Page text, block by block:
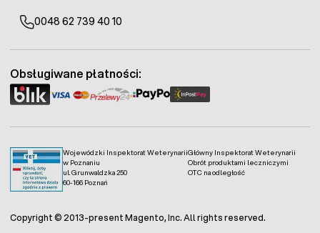
0048 62 739 40 10
Wojewódzki Inspektorat Weterynarii
w Poznaniu
ul. Grunwaldzka 250
60-166 Poznań
Główny Inspektorat Weterynarii
Obrót produktami leczniczymi
OTC na odległość
Obsługiwane płatności:
Copyright © 2013-present Magento, Inc. All rights reserved.